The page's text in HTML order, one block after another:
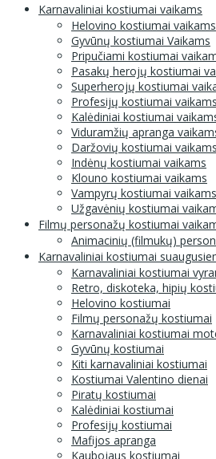
Karnavaliniai kostiumai vaikams
Helovino kostiumai vaikams
Gyvūnų kostiumai Vaikams
Pripučiami kostiumai
Pasakų herojų kostiumai
Superherojų kostiumai
Profesijų kostiumai vaikams
Kalėdiniai kostiumai
Viduramžių apranga
Daržovių kostiumai vaikams
Indėnų kostiumai vaikams
Klouno kostiumai vaikams
Vampyrų kostiumai vaikams
Užgavėnių kostiumai
Filmų personažų kostiumai
Animacinių (filmukų)
Karnavaliniai kostiumai
Karnavaliniai kostiumai
Retro, diskoteka, hipių
Helovino kostiumai
Filmų personažų kostiumai
Karnavaliniai kostiumai
Gyvūnų kostiumai
Kiti karnavaliniai kostiumai
Kostiumai Valentino dienai
Piratų kostiumai
Kalėdiniai kostiumai
Profesijų kostiumai
Mafijos apranga
Kaubojaus kostiumai